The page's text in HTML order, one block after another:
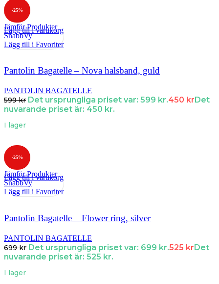
-25%
Jämför Produkter
SnabbVy
Lägg till i Favoriter
Lägg till i varukorg
Pantolin Bagatelle – Nova halsband, guld
PANTOLIN BAGATELLE
599kr Det ursprungliga priset var: 599 kr.450 krDet
nuvarande priset är: 450 kr.
I lager
-25%
Jämför Produkter
SnabbVy
Lägg till i Favoriter
Lägg till i varukorg
Pantolin Bagatelle – Flower ring, silver
PANTOLIN BAGATELLE
699kr Det ursprungliga priset var: 699 kr.525 krDet
nuvarande priset är: 525 kr.
I lager